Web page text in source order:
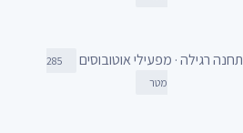
תחנה רגילה · מפעילי אוטובוסים
285
מטר